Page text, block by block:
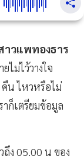
าวแพทองธาร​
ไม่ไว้วางใจ​
คืน​ ไหวหรือไม่​
าก็เตรียมข้อมูล
ถึง 05.00 น ของ